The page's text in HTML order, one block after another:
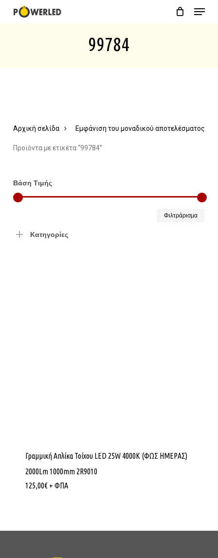
Menu
99784
Εμφάνιση του μοναδικού αποτελέσματος
Αρχική σελίδα
Προϊόντα με ετικέτα “99784”
Βάση Τιμής
Φιλτράρισμα
Κατηγορίες
Γραμμική Απλίκα Τοίχου LED 25W 4000K (ΦΩΣ ΗΜΕΡΑΣ)
2000Lm 1000mm 2R9010
125,00€ + ΦΠΑ